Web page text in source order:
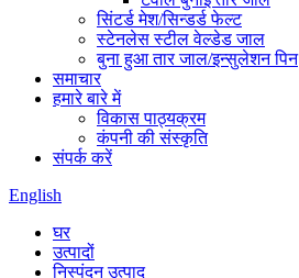
सिंटर्ड मेश/सिन्डर्ड फेल्ट
स्टेनलेस स्टील वेल्डेड जाल
बुना हुआ तार जाल/इन्सुलेशन पिन
समाचार
हमारे बारे में
विकास पाठ्यक्रम
कंपनी की संस्कृति
संपर्क करें
English
घर
उत्पादों
निस्पंदन उत्पाद